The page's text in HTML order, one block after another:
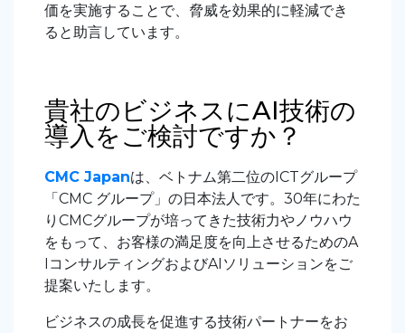
価を実施することで、脅威を効果的に軽減でき
ると助言しています。
貴社のビジネスにAI技術の
導入をご検討ですか？
CMC Japanは、ベトナム第二位のICTグループ
「CMC グループ」の日本法人です。30年にわた
りCMCグループが培ってきた技術力やノウハウ
をもって、お客様の満足度を向上させるためのA
IコンサルティングおよびAIソリューションをご
提案いたします。
ビジネスの成長を促進する技術パートナーをお